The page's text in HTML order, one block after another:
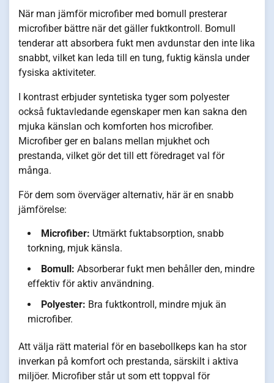
När man jämför microfiber med bomull presterar
microfiber bättre när det gäller fuktkontroll. Bomull
tenderar att absorbera fukt men avdunstar den inte lika
snabbt, vilket kan leda till en tung, fuktig känsla under
fysiska aktiviteter.
I kontrast erbjuder syntetiska tyger som polyester
också fuktavledande egenskaper men kan sakna den
mjuka känslan och komforten hos microfiber.
Microfiber ger en balans mellan mjukhet och
prestanda, vilket gör det till ett föredraget val för
många.
För dem som överväger alternativ, här är en snabb
jämförelse:
Microfiber: Utmärkt fuktabsorption, snabb
torkning, mjuk känsla.
Bomull: Absorberar fukt men behåller den, mindre
effektiv för aktiv användning.
Polyester: Bra fuktkontroll, mindre mjuk än
microfiber.
Att välja rätt material för en basebollkeps kan ha stor
inverkan på komfort och prestanda, särskilt i aktiva
miljöer. Microfiber står ut som ett toppval för